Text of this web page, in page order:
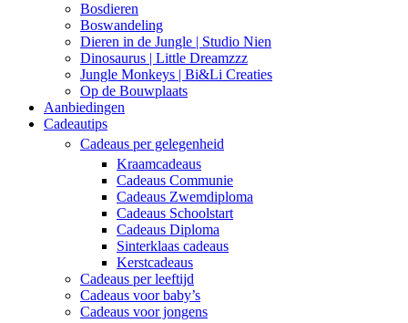
Bosdieren
Boswandeling
Dieren in de Jungle | Studio Nien
Dinosaurus | Little Dreamzzz
Jungle Monkeys | Bi&Li Creaties
Op de Bouwplaats
Aanbiedingen
Cadeautips
Cadeaus per gelegenheid
Kraamcadeaus
Cadeaus Communie
Cadeaus Zwemdiploma
Cadeaus Schoolstart
Cadeaus Diploma
Sinterklaas cadeaus
Kerstcadeaus
Cadeaus per leeftijd
Cadeaus voor baby’s
Cadeaus voor jongens